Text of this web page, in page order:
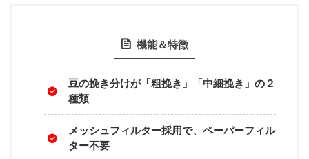
機能＆特徴
豆の挽き分けが「粗挽き」「中細挽き」の２
種類
メッシュフィルター採用で、ペーパーフィル
ター不要